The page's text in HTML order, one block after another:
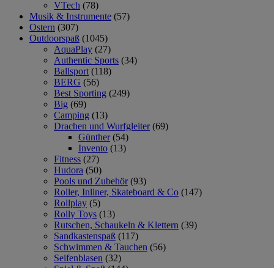
VTech (78)
Musik & Instrumente (57)
Ostern (307)
Outdoorspaß (1045)
AquaPlay (27)
Authentic Sports (34)
Ballsport (118)
BERG (56)
Best Sporting (249)
Big (69)
Camping (13)
Drachen und Wurfgleiter (69)
Günther (54)
Invento (13)
Fitness (27)
Hudora (50)
Pools und Zubehör (93)
Roller, Inliner, Skateboard & Co (147)
Rollplay (5)
Rolly Toys (13)
Rutschen, Schaukeln & Klettern (39)
Sandkastenspaß (117)
Schwimmen & Tauchen (56)
Seifenblasen (32)